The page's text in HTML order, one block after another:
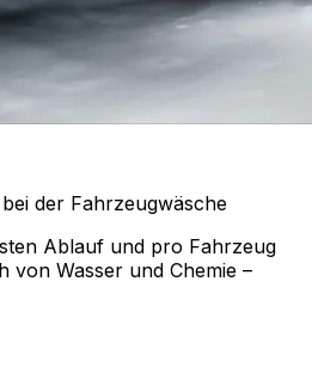
der Fahrzeugwäsche
Ablauf und pro Fahrzeug
von Wasser und Chemie –